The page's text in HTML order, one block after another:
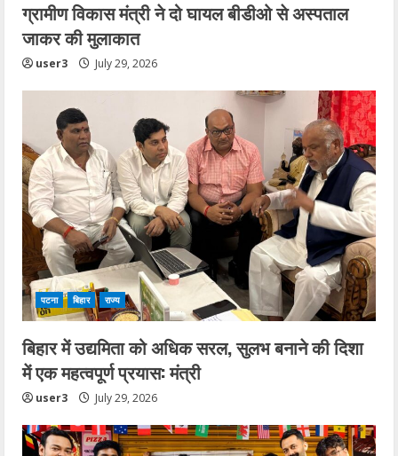
ग्रामीण विकास मंत्री ने दो घायल बीडीओ से अस्पताल
जाकर की मुलाकात
user3 July 29, 2026
पटना बिहार राज्य
बिहार में उद्यमिता को अधिक सरल, सुलभ बनाने की दिशा
में एक महत्वपूर्ण प्रयास: मंत्री
user3 July 29, 2026